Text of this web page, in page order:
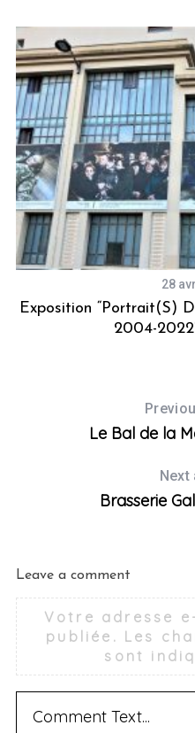
28
Exposition “Portrait(s)
2004-
Le Bal de la
Next
Brasserie
Leave a comment
Votre adresse
publiée. Les
sont